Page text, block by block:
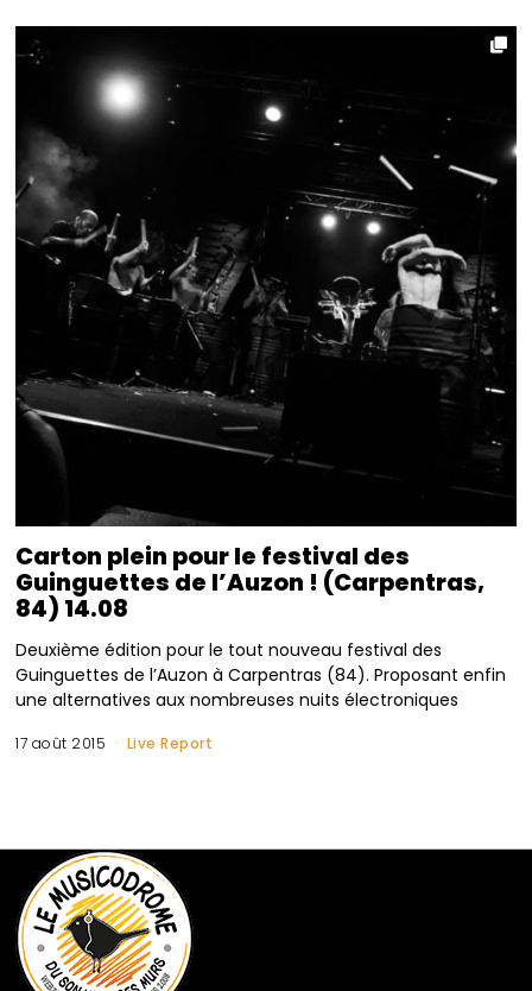
Carton plein pour le festival des
Guinguettes de l’Auzon ! (Carpentras,
84) 14.08
Deuxième édition pour le tout nouveau festival des
Guinguettes de l’Auzon à Carpentras (84). Proposant enfin
une alternatives aux nombreuses nuits électroniques
17 août 2015 Live Report